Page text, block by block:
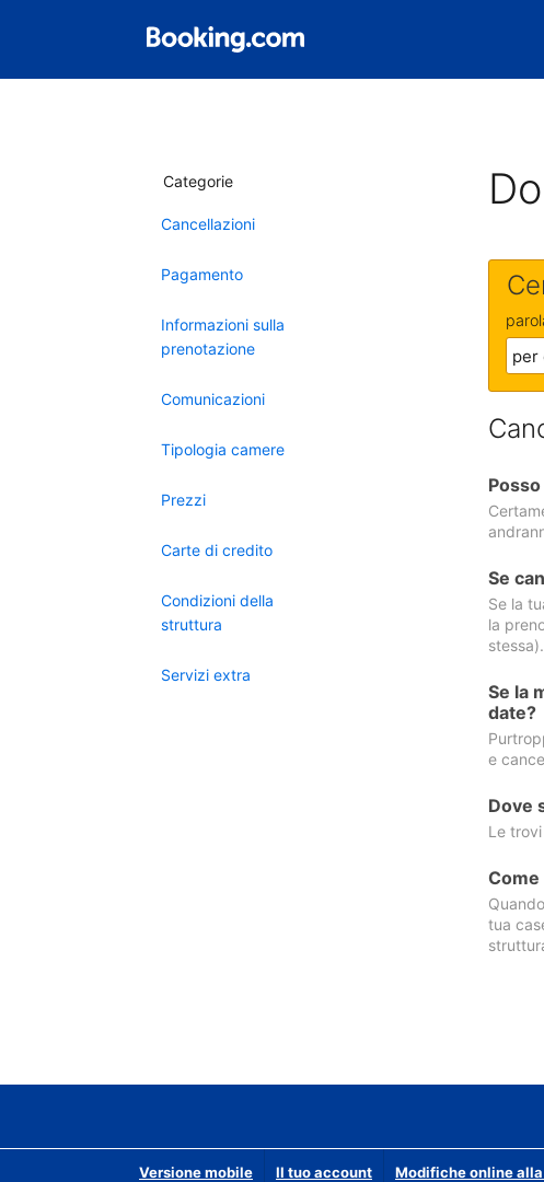
Categorie
Cancellazioni
Pagamento
Informazioni sulla
prenotazione
Comunicazioni
Tipologia camere
Prezzi
Carte di credito
Condizioni della
struttura
Servizi extra
Se
Se la
la
stessa).
Se la
date?
e
Dove
Le
Come
tua
Versione mobile Il tuo account Modifiche online